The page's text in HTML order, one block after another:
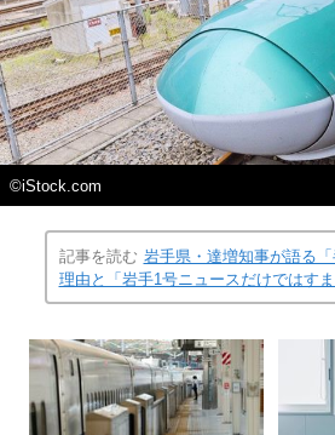
©iStock.com
記事を読む 岩手県・達増知事が語る
理由と「岩手1号ニュースだけではす